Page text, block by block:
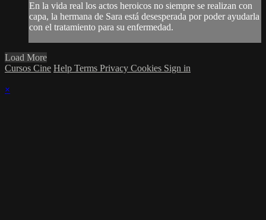
En la vida real los actos heroicos no siempre se realizan con
capa, la hermana de Sara está desesperada por poder ayudarla
con el tratamiento para su enfermedad.
Load More
Cursos Cine Help Terms Privacy Cookies Sign in
×